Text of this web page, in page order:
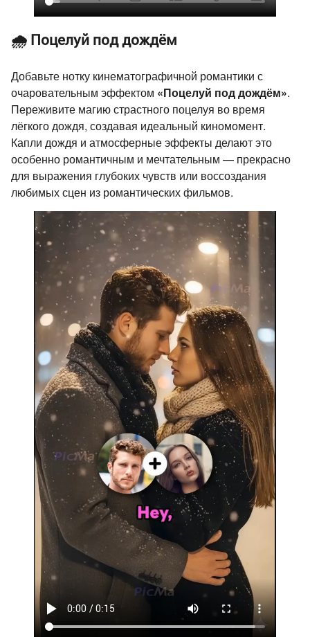
🌧️ Поцелуй под дождём
Добавьте нотку кинематографичной романтики с
очаровательным эффектом «Поцелуй под дождём».
Переживите магию страстного поцелуя во время
лёгкого дождя, создавая идеальный киномомент.
Капли дождя и атмосферные эффекты делают это
особенно романтичным и мечтательным — прекрасно
для выражения глубоких чувств или воссоздания
любимых сцен из романтических фильмов.